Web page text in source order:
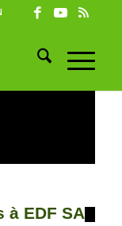
à EDF SA